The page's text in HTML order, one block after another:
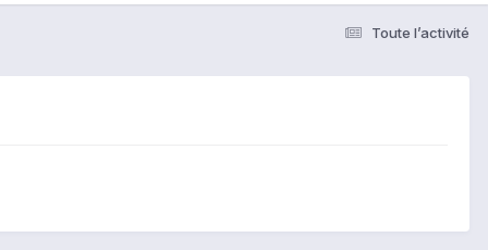
Toute l’activité